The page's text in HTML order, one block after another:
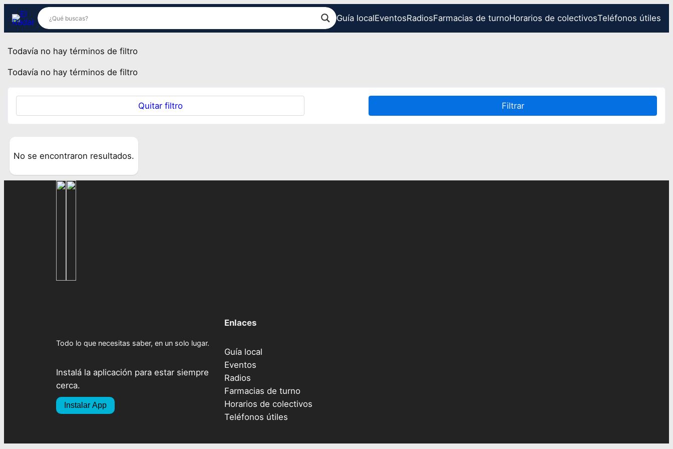
Saltar
Guía localEventosRadiosFarmacias de turnoHorarios de colectivosTeléfonos útiles
Todavía no hay términos de filtro
Todavía no hay términos de filtro
Filtrar
Quitar filtro
No se encontraron resultados.
Todo lo que necesitas saber, en un solo lugar.
Instalá la aplicación para estar siempre
cerca.
Instalar App
Enlaces
Guía local
Eventos
Radios
Farmacias de turno
Horarios de colectivos
Teléfonos útiles